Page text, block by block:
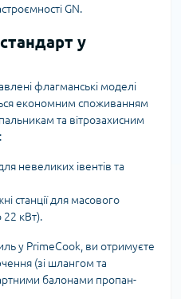
GN.
у
флагманські моделі
економним споживанням
та вітрозахисним
невеликих івентів та
станції для масового
22 кВт).
у PrimeCook, ви отримуєте
(зі шлангом та
балонами пропан-